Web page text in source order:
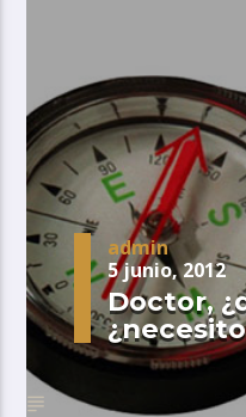
admin
5 junio, 2012
Doctor,